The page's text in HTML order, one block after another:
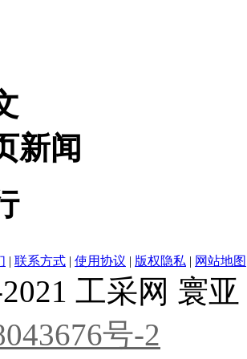
新闻
| 联系方式 | 使用协议 | 版权隐私 | 网站地图
工采网 寰
号-2